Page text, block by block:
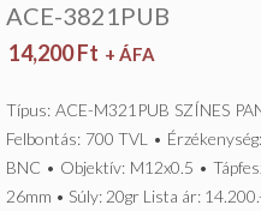
ACE-3821PUB
14,200Ft + ÁFA
Típus: ACE-M321PUB SZÍNES
Felbontás: 700 TVL •
BNC • Objektív: M12x0.5 •
26mm • Súly: 20gr Lista ár: